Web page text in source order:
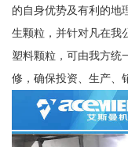
的自身优势及有利的地
生颗粒，并针对凡在我
塑料颗粒，可由我方统
修，确保投资、生产、